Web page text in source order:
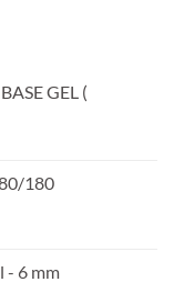
GEL (
180
- 6 mm